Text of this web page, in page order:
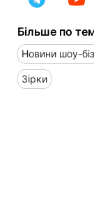
Більше по
Новини шоу-
Зірки